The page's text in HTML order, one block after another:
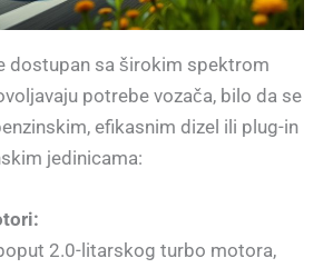
dostupan sa širokim spektrom
potrebe vozača, bilo da se
efikasnim dizel ili plug-in
jedinicama:
2.0-litarskog turbo motora,